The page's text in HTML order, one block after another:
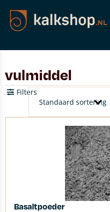
vulmiddel
Filters
Basaltpoeder